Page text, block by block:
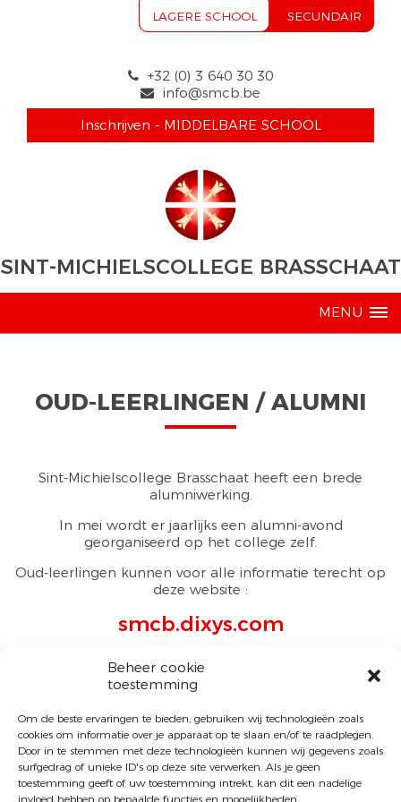
Beheer cookie
toestemming
Om de beste ervaringen te bieden, gebruiken wij technologieën zoals
cookies om informatie over je apparaat op te slaan en/of te raadplegen.
Door in te stemmen met deze technologieën kunnen wij gegevens zoals
surfgedrag of unieke ID's op deze site verwerken. Als je geen
toestemming geeft of uw toestemming intrekt, kan dit een nadelige
invloed hebben op bepaalde functies en mogelijkheden.
+32 (0) 3 640 30 30
info@smcb.be
Inschrijven - MIDDELBARE SCHOOL
SINT-MICHIELSCOLLEGE BRASSCHAAT
LAGERE SCHOOL SECUNDAIR
MENU
OUD-LEERLINGEN / ALUMNI
Sint-Michielscollege Brasschaat heeft een brede
alumniwerking.
In mei wordt er jaarlijks een alumni-avond
georganiseerd op het college zelf.
Oud-leerlingen kunnen voor alle informatie terecht op
deze website :
smcb.dixys.com